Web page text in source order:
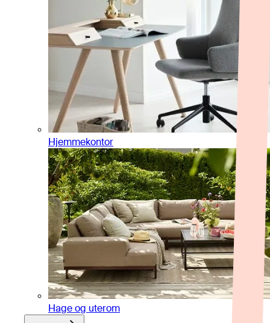
Hjemmekontor
Hage og uterom